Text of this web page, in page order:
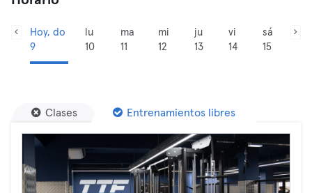
Hoy, do
9
lu
10
ma
11
mi
12
ju
13
vi
14
sá
15
Clases Entrenamientos libres